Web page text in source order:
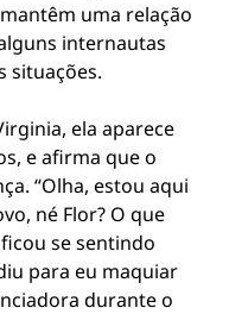
uma relação
internautas
situações.
ela aparece
e afirma que o
“Olha, estou aqui
né Flor? O que
se sentindo
para eu maquiar
durante o